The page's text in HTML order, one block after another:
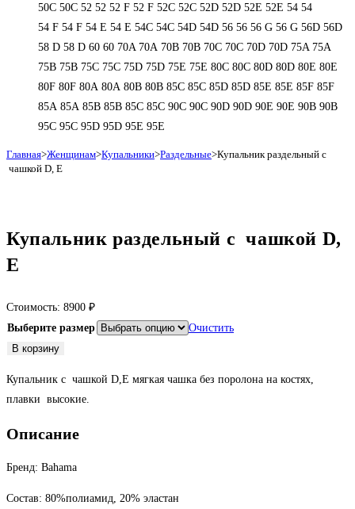
50С 50С 52 52 52 F 52 F 52C 52C 52D 52D 52E 52E 54 54
54 F 54 F 54 Е 54 Е 54C 54C 54D 54D 56 56 56 G 56 G 56D 56D
58 D 58 D 60 60 70A 70A 70B 70B 70C 70C 70D 70D 75A 75A
75B 75B 75C 75C 75D 75D 75E 75E 80C 80C 80D 80D 80E 80E
80F 80F 80А 80А 80В 80В 85C 85C 85D 85D 85E 85E 85F 85F
85А 85А 85В 85В 85С 85С 90C 90C 90D 90D 90E 90E 90В 90В
95C 95C 95D 95D 95E 95E
Главная>Женщинам>Купальники>Раздельные>Купальник раздельный с
чашкой D, Е
Купальник раздельный с чашкой D,
Е
Стоимость: 8900 ₽
Выберите размер
Очистить
Количество
Купальник
с
D,
В корзину
Купальник с чашкой D,Е мягкая чашка без поролона на костях,
плавки высокие.
Описание
Бренд: Bahama
Состав: 80%полиамид, 20% эластан